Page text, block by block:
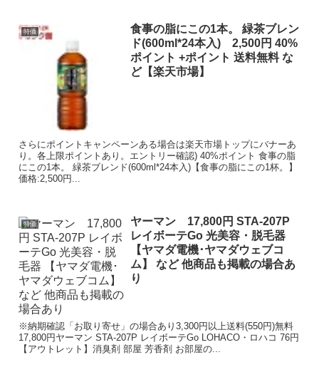
特価
食事の脂にこの1本。 緑茶ブレン
ド(600ml*24本入) 2,500円 40%
ポイント +ポイント 送料無料 な
ど【楽天市場】
さらにポイントキャンペーンある場合は楽天市場トップにバナーあ
り。各上限ポイントあり。エントリー確認) 40%ポイント 食事の脂
にこの1本。 緑茶ブレンド(600ml*24本入)【食事の脂にこの1杯。】
価格:2,500円...
特価
ヤーマン 17,800円 STA-207P
レイボーテGo 光美容・脱毛器
【ヤマダ電機･ヤマダウェブコ
ム】 など 他商品も掲載の場合あ
り
※納期確認「お取り寄せ」の場合あり3,300円以上送料(550円)無料
17,800円ヤーマン STA-207P レイボーテGo LOHACO・ロハコ 76円
【アウトレット】消臭剤 部屋 芳香剤 お部屋の...